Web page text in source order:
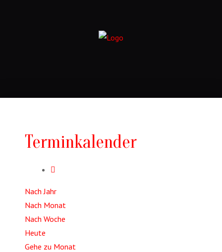
Terminkalender
Nach Jahr
Nach Monat
Nach Woche
Heute
Gehe zu Monat